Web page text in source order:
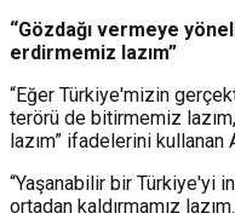
“Gözdağı vermeye
erdirmemiz lazım”
“Eğer Türkiye'mizin
terörü de bitirmemiz
lazım” ifadelerini kullanan
“Yaşanabilir bir Türkiye'yi
ortadan kaldırmamız